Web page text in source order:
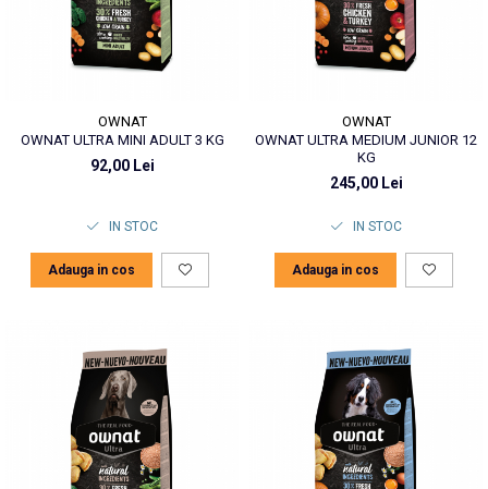
OWNAT
OWNAT ULTRA MINI ADULT 3 KG
92,00 Lei
IN STOC
Adauga in cos
OWNAT
OWNAT ULTRA MEDIUM JUNIOR 12
KG
245,00 Lei
IN STOC
Adauga in cos